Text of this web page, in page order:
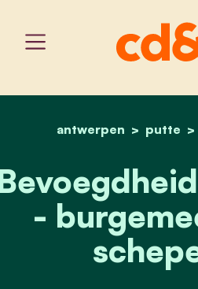
antwerpen putte
-